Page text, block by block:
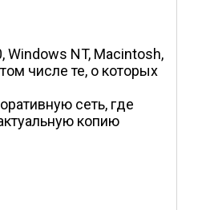
Windows NT, Macintosh,
числе те, о которых
сеть, где
копию